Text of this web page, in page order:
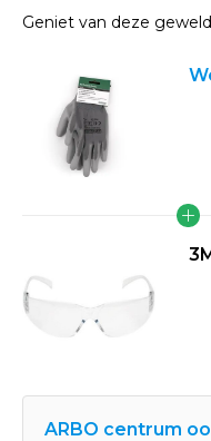
Geniet van deze
ARBO centrum